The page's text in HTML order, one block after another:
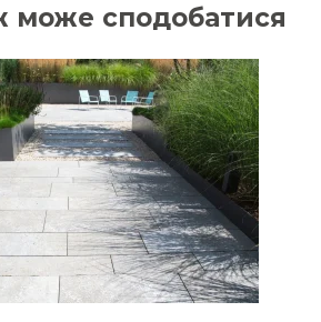
може сподобатися